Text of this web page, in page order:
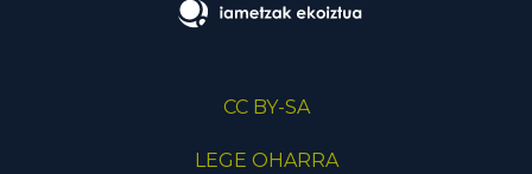
CC BY-SA
LEGE OHARRA